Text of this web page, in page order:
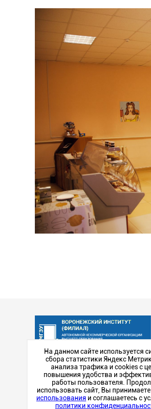
Наш институт в
социальных сетях
На данном сайте используется
сбора статистики Яндекс
анализа трафика и cookies с
повышения удобства и
работы пользователя.
использовать сайт, Вы принимаете
использования и соглашаетесь с
политики